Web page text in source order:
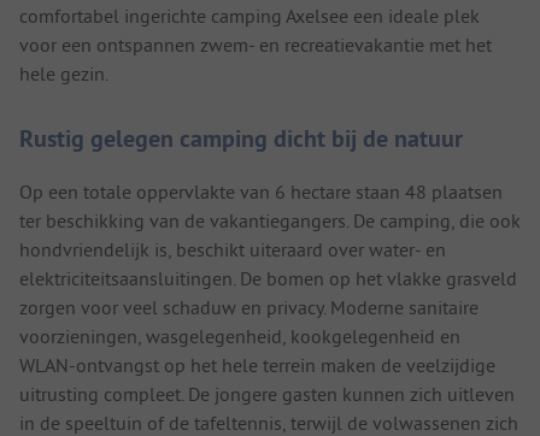
comfortabel ingerichte camping Axelsee een ideale plek
voor een ontspannen zwem- en recreatievakantie met het
hele gezin.
Rustig gelegen camping dicht bij de natuur
Op een totale oppervlakte van 6 hectare staan 48 plaatsen
ter beschikking van de vakantiegangers. De camping, die ook
hondvriendelijk is, beschikt uiteraard over water- en
elektriciteitsaansluitingen. De bomen op het vlakke grasveld
zorgen voor veel schaduw en privacy. Moderne sanitaire
voorzieningen, wasgelegenheid, kookgelegenheid en
WLAN-ontvangst op het hele terrein maken de veelzijdige
uitrusting compleet. De jongere gasten kunnen zich uitleven
in de speeltuin of de tafeltennis, terwijl de volwassenen zich